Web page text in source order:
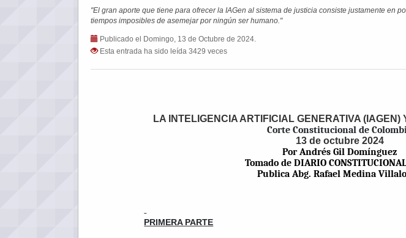
"El gran aporte que tiene para ofrecer la IAGen al sistema de justicia consiste justamente en
tiempos imposibles de asemejar por ningún ser humano."
Publicado el Domingo, 13 de Octubre de 2024.
Esta entrada ha sido leída 3429 veces
LA INTELIGENCIA ARTIFICIAL GENERATIVA (IAGEN)
Corte Constitucional de
13 de octubre 2024
Por Andrés Gil Domínguez
Tomado de DIARIO
Publica Abg. Rafael Medina
PRIMERA PARTE